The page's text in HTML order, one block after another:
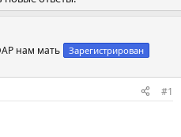
нам мать Зарегистрирован
#1